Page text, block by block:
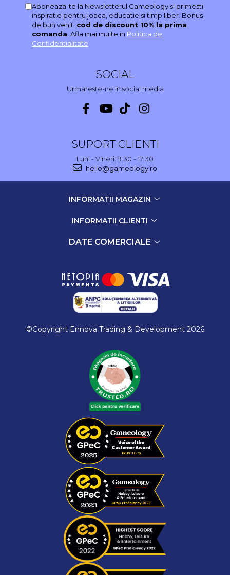
Aboneaza-te la Newsletterul Gameology si primesti
inspiratie pentru joaca, educatie si timp liber. Bonus
de bun venit: cod de discount 10% la prima
comanda . Afla mai multe in Politica de
Confidentialitate
SOCIAL
Urmareste-ne in social media
SUPORT CLIENTI
Luni - Vineri: 9:30 - 17:30
hello@gameology.ro
INFORMATII MAGAZIN
INFORMATII CLIENTI
DATE COMERCIALE
©Copyright Ennova Trading & Development 2026